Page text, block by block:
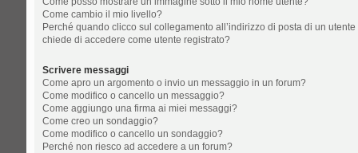
Come cambio il mio livello?
Perché quando clicco sul collegamento all’indirizzo di posta di un utente
chiede di accedere come utente registrato?
Scrivere messaggi
Come apro un argomento o invio un messaggio in un forum?
Come modifico o cancello un messaggio?
Come aggiungo una firma ai miei messaggi?
Come creo un sondaggio?
Come modifico o cancello un sondaggio?
Perché non riesco ad accedere a un forum?